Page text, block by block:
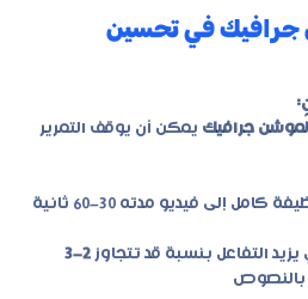
جرافيك في تحسين
جرافيك يمكن أن يوقف التمرير
إلى فيديو مدته 30–60 ثانية
يزيد التفاعل بنسبة قد تتجاوز
2–3
بالنصوص